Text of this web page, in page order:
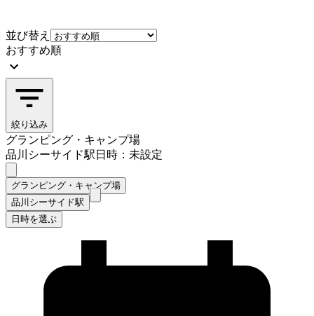
並び替え
おすすめ順
絞り込み
グランピング・キャンプ場
品川シーサイド駅日時：未設定
グランピング・キャンプ場
品川シーサイド駅
日時を選ぶ